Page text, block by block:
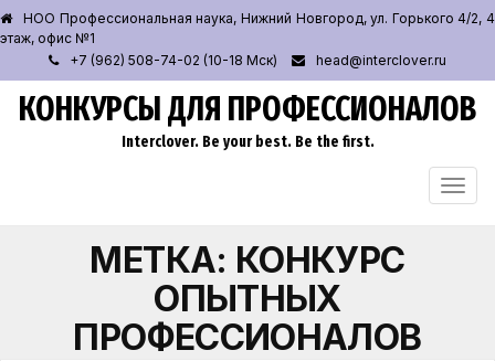
НОО Профессиональная наука, Нижний Новгород, ул. Горького 4/2, 4
этаж, офис №1
+7 (962) 508-74-02 (10-18 Мск)
head@interclover.ru
КОНКУРСЫ ДЛЯ ПРОФЕССИОНАЛОВ
Interclover. Be your best. Be the first.
МЕТКА: КОНКУРС
ОПЫТНЫХ
ПРОФЕССИОНАЛОВ